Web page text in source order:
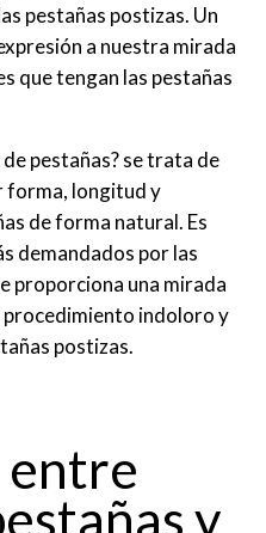
pestañas postizas. Un
a nuestra mirada
que tengan las pestañas
pestañas? se trata de
forma, longitud y
de forma natural. Es
demandados por las
proporciona una mirada
procedimiento indoloro y
postizas.
y